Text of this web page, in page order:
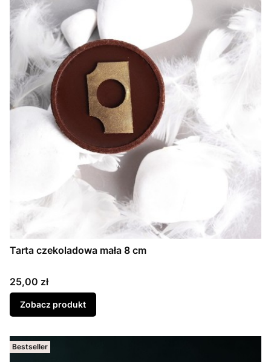
Tarta czekoladowa mała 8 cm
Cena
25,00 zł
Zobacz produkt
Bestseller